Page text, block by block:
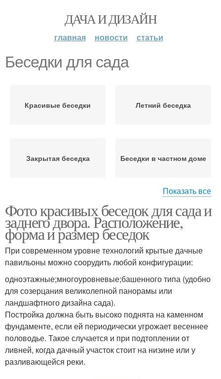
ДАЧА И ДИЗАЙН
главная новости статьи
Беседки для сада
Красивые беседки Летний беседка
Закрытая беседка Беседки в частном доме
Беседка во дворе Беседка в частном доме
Показать все
Фото красивых беседок для сада и
заднего двора. Расположение,
форма и размер беседок
При современном уровне технологий крытые дачные
павильоны можно соорудить любой конфигурации:
одноэтажные;многоуровневые;башенного типа (удобно
для созерцания великолепной панорамы или
ландшафтного дизайна сада).
Постройка должна быть высоко поднята на каменном
фундаменте, если ей периодически угрожает весеннее
половодье. Такое случается и при подтоплении от
ливней, когда дачный участок стоит на низине или у
разливающейся реки.